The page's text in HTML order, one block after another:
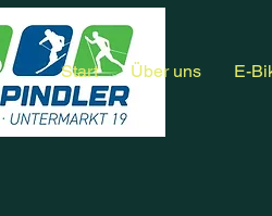
Start Über uns E-